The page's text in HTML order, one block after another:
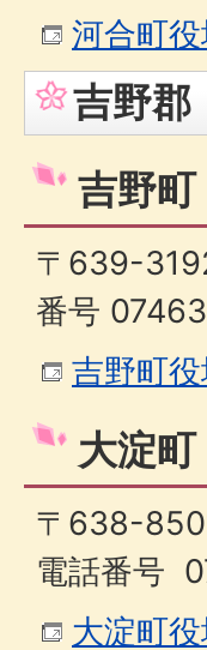
河合町
吉野郡
吉野町
〒639-
番号
吉野町
大淀町
〒638-
電話番号
大淀町